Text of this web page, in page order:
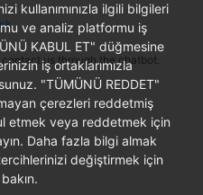
us through the chatbot.
kullanımınızla ilgili bilgileri
ve analiz platformu iş
KABUL ET" düğmesine
iş ortaklarımızla
"TÜMÜNÜ REDDET"
çerezleri reddetmiş
etmek veya reddetmek için
Daha fazla bilgi almak
değiştirmek için